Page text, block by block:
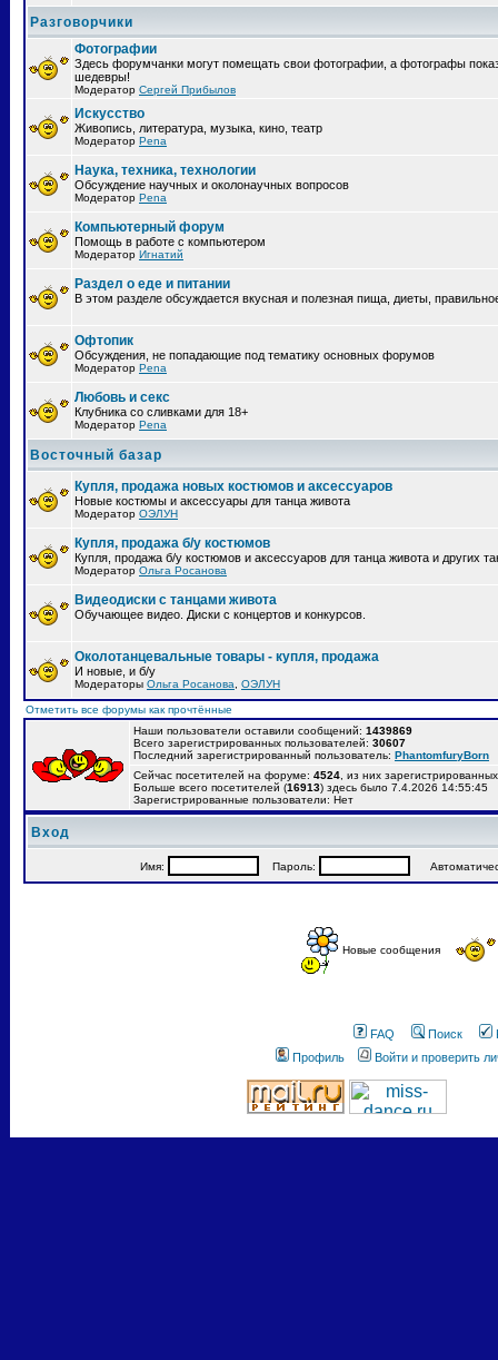
Разговорчики
Фотографии
Здесь форумчанки могут помещать свои фотографии, а фотографы
шедевры!
Модератор Сергей Прибылов
Искусство
Живопись, литература, музыка, кино, театр
Модератор Pena
Наука, техника, технологии
Обсуждение научных и околонаучных вопросов
Модератор Pena
Компьютерный форум
Помощь в работе с компьютером
Модератор Игнатий
Раздел о еде и питании
В этом разделе обсуждается вкусная и полезная пища, диеты,
Офтопик
Обсуждения, не попадающие под тематику основных форумов
Модератор Pena
Любовь и секс
Клубника со сливками для 18+
Модератор Pena
Восточный базар
Купля, продажа новых костюмов и аксессуаров
Новые костюмы и аксессуары для танца живота
Модератор ОЭЛУН
Купля, продажа б/у костюмов
Купля, продажа б/у костюмов и аксессуаров для танца живота и других
Модератор Ольга Росанова
Видеодиски с танцами живота
Обучающее видео. Диски с концертов и конкурсов.
Околотанцевальные товары - купля, продажа
И новые, и б/у
Модераторы Ольга Росанова ОЭЛУН
Отметить все форумы как прочтённые
Наши пользователи оставили сообщений: 1439869
Всего зарегистрированных пользователей: 30607
Последний зарегистрированный пользователь: PhantomfuryBorn
Сейчас посетителей на форуме: 4524 , из них
Больше всего посетителей (16913) здесь было 7.4.2026 14:55:45
Зарегистрированные пользователи: Нет
Вход
Имя: Пароль:
Новые сообщения
FAQ Поиск
Профиль
Войти и проверить